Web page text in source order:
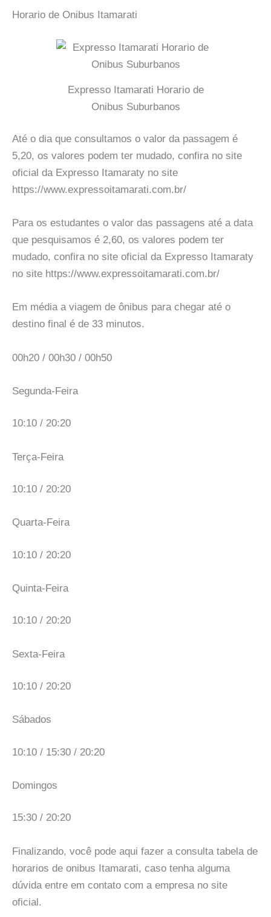
Horario de Onibus Itamarati
Expresso Itamarati Horario de
Onibus Suburbanos
Até o dia que consultamos o valor da passagem é
5,20, os valores podem ter mudado, confira no site
oficial da Expresso Itamaraty no site
https://www.expressoitamarati.com.br/
Para os estudantes o valor das passagens até a data
que pesquisamos é 2,60, os valores podem ter
mudado, confira no site oficial da Expresso Itamaraty
no site https://www.expressoitamarati.com.br/
Em média a viagem de ônibus para chegar até o
destino final é de 33 minutos.
00h20 / 00h30 / 00h50
Segunda-Feira
10:10 / 20:20
Terça-Feira
10:10 / 20:20
Quarta-Feira
10:10 / 20:20
Quinta-Feira
10:10 / 20:20
Sexta-Feira
10:10 / 20:20
Sábados
10:10 / 15:30 / 20:20
Domingos
15:30 / 20:20
Finalizando, você pode aqui fazer a consulta tabela de
horarios de onibus Itamarati, caso tenha alguma
dúvida entre em contato com a empresa no site
oficial.